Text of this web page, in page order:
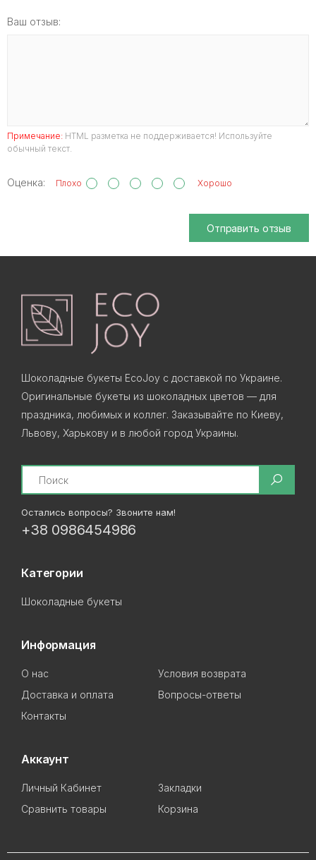
Ваш отзыв:
Примечание: HTML разметка не поддерживается! Используйте
обычный текст.
Оценка: Плохо Хорошо
Отправить отзыв
Шоколадные букеты EcoJoy с доставкой по Украине.
Оригинальные букеты из шоколадных цветов — для
праздника, любимых и коллег. Заказывайте по Киеву,
Львову, Харькову и в любой город Украины.
Search
Остались вопросы? Звоните нам!
+38 0986454986
Категории
Шоколадные букеты
Информация
О нас
Условия возврата
Доставка и оплата
Вопросы-ответы
Контакты
Аккаунт
Личный Кабинет
Закладки
Сравнить товары
Корзина